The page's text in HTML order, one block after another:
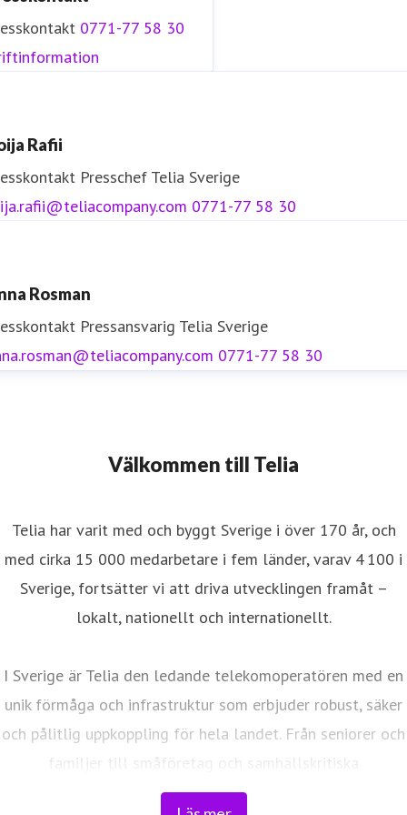
0771-77 58 30
Rafii
Presschef Telia Sverige
0771-77 58 30
Rosman
Pressansvarig Telia Sverige
0771-77 58 30
Välkommen till Telia
Telia har varit med och byggt Sverige i över 170 år, och
med cirka 15 000 medarbetare i fem länder, varav 4 100 i
Sverige, fortsätter vi att driva utvecklingen framåt –
lokalt, nationellt och internationellt.
I Sverige är Telia den ledande telekomoperatören med en
unik förmåga och infrastruktur som erbjuder robust, säker
och pålitlig uppkoppling för hela landet. Från seniorer och
familjer till småföretag och samhällskritiska
verksamheter. Vi möjliggör digitaliseringens kraft i